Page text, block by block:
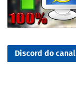
Discord do canal